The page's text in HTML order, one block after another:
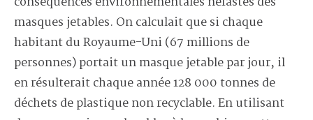
masques jetables. On calculait que si chaque
habitant du Royaume-Uni (67 millions de
personnes) portait un masque jetable par jour, il
en résulterait chaque année 128 000 tonnes de
déchets de plastique non recyclable. En utilisant